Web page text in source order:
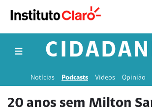
Notícias Podcasts Vídeos Opinião
20 anos sem Milton